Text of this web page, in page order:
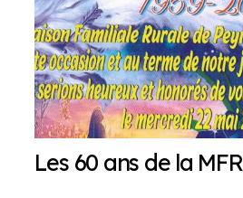
Les 60 ans de la MFR